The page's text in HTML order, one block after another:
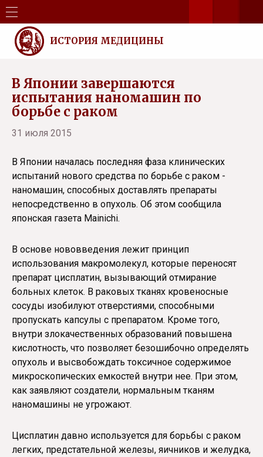
ИСТОРИЯ МЕДИЦИНЫ
В Японии завершаются
испытания наномашин по
борьбе с раком
31 июля 2015
В Японии началась последняя фаза клинических
испытаний нового средства по борьбе с раком -
наномашин, способных доставлять препараты
непосредственно в опухоль. Об этом сообщила
японская газета Mainichi.
В основе нововведения лежит принцип
использования макромолекул, которые переносят
препарат цисплатин, вызывающий отмирание
больных клеток. В раковых тканях кровеносные
сосуды изобилуют отверстиями, способными
пропускать капсулы с препаратом. Кроме того,
внутри злокачественных образований повышена
кислотность, что позволяет безошибочно определять
опухоль и высвобождать токсичное содержимое
микроскопических емкостей внутри нее. При этом,
как заявляют создатели, нормальным тканям
наномашины не угрожают.
Цисплатин давно используется для борьбы с раком
легких, предстательной железы, яичников и желудка,